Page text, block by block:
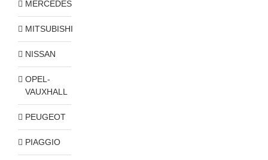
MERCEDES
MITSUBISHI
NISSAN
OPEL-
VAUXHALL
PEUGEOT
PIAGGIO